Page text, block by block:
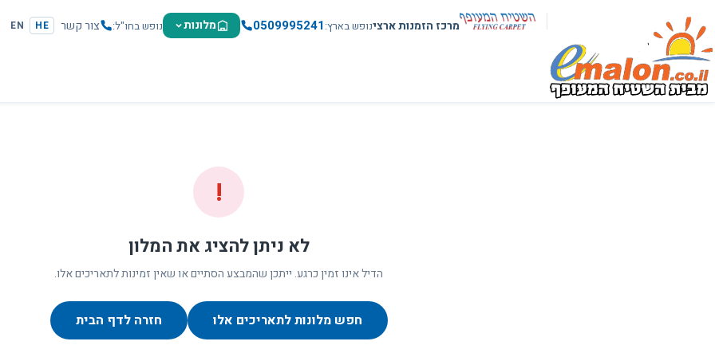
מרכז הזמנות ארצינופש בארץ 0509995241 מלונות נופש בחו"ל צור קשר HE
EN
!
לא ניתן להציג את המלון
הדיל אינו זמין כרגע. ייתכן שהמבצע הסתיים או שאין זמינות לתאריכים אלו.
חפש מלונות לתאריכים אלו חזרה לדף הבית